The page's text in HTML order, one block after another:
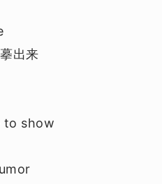
出来
to show